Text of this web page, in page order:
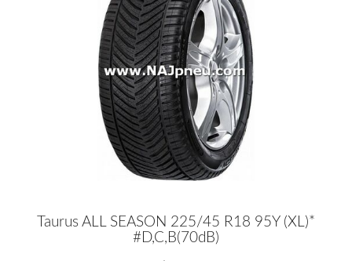
Taurus ALL SEASON 225/45 R18 95Y (XL)*
#D,C,B(70dB)